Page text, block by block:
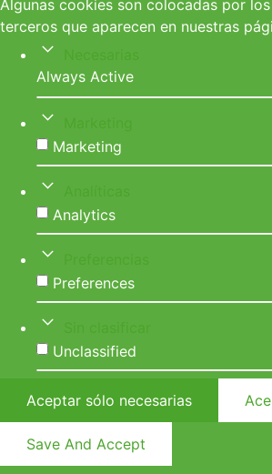
Algunas cookies son colocadas por
terceros que aparecen en nuestras
Always Active
Marketing
Analytics
Preferences
Unclassified
Aceptar sólo necesarias
Save And Accept